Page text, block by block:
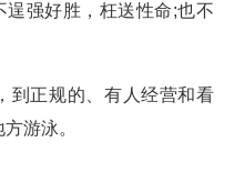
逞强好胜，枉送性命;也不
到正规的、有人经营和看
游泳。